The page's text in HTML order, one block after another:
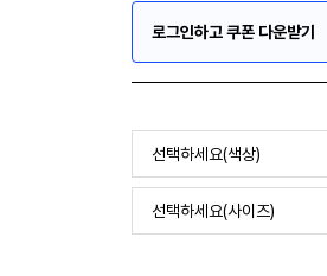
로그인하고 쿠폰 다운받기
선택하세요(색상)
선택하세요(사이즈)